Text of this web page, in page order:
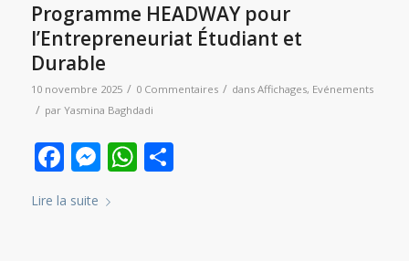
Programme HEADWAY pour
l’Entrepreneuriat Étudiant et
Durable
10 novembre 2025 / 0 Commentaires / dans Affichages, Evénements
/ par Yasmina Baghdadi
Facebook
Messenger
WhatsApp
Partager
Lire la suite